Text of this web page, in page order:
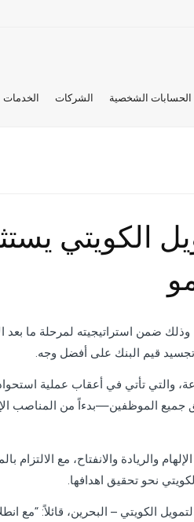
الحسابات الشخصية الشركات الخدمات
الكويتي
وذلك ضمن استراتيجيته لمرحلة ما
قيم البنك على أفضل وجه.
والتي تأتي في أعقاب عملية
جميع الموظفين—بدءاً من المناصب
والريادة والانفتاح، مع الالتزام
نحو تحقيق اهدافها.
الكويتي – البحرين، قائلاً: “مع